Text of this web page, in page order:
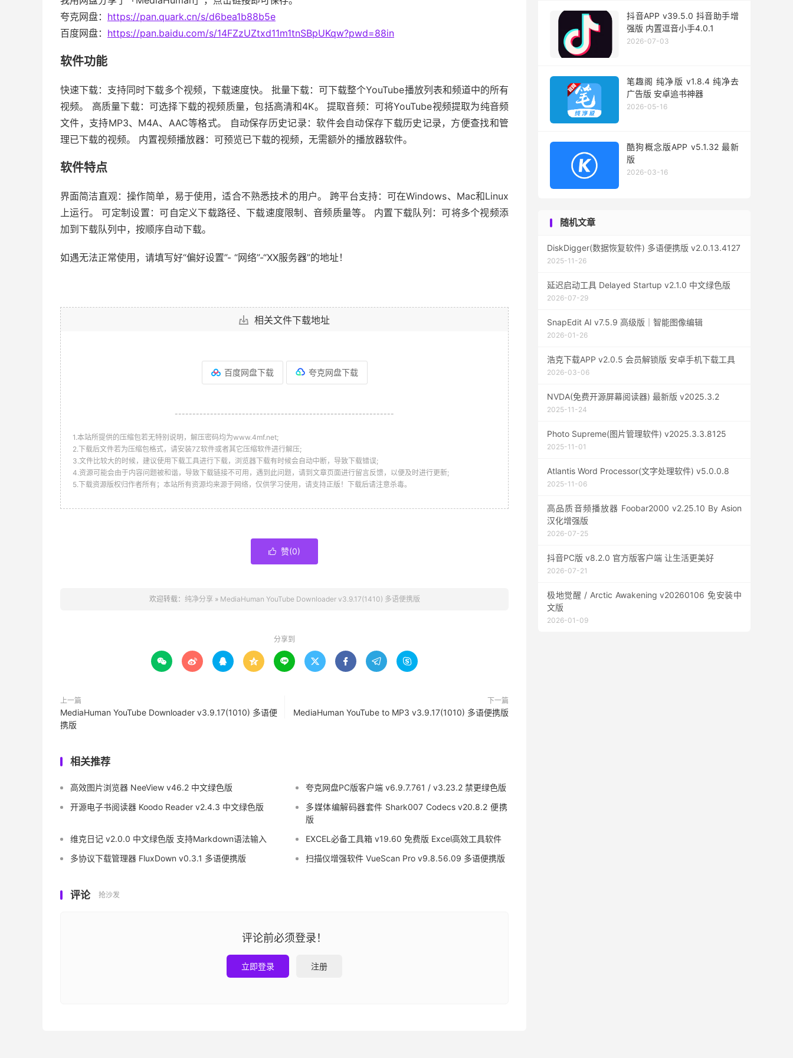
夸克网盘： https://pan.quark.cn/s/d6bea1b88b5e
百度网盘： https://pan.baidu.com/s/14FZzUZtxd11m1tnSBpUKqw?pwd=88in
软件功能
快速下载：支持同时下载多个视频，下载速度快。 批量下载：可下载整个YouTube播放列表和频道中的所有
视频。 高质量下载：可选择下载的视频质量，包括高清和4K。 提取音频：可将YouTube视频提取为纯音频
文件，支持MP3、M4A、AAC等格式。 自动保存历史记录：软件会自动保存下载历史记录，方便查找和管
理已下载的视频。 内置视频播放器：可预览已下载的视频，无需额外的播放器软件。
软件特点
界面简洁直观：操作简单，易于使用，适合不熟悉技术的用户。 跨平台支持：可在Windows、Mac和Linux
上运行。 可定制设置：可自定义下载路径、下载速度限制、音频质量等。 内置下载队列：可将多个视频添
加到下载队列中，按顺序自动下载。
如遇无法正常使用，请填写好“偏好设置”- “网络”-“XX服务器”的地址！
相关文件下载地址
百度网盘下载 夸克网盘下载
--------------------------------------------------------------
1.本站所提供的压缩包若无特别说明，解压密码均为www.4mf.net;
2.下载后文件若为压缩包格式，请安装7Z软件或者其它压缩软件进行解压;
3.文件比较大的时候，建议使用下载工具进行下载，浏览器下载有时候会自动中断，导致下载错误;
4.资源可能会由于内容问题被和谐，导致下载链接不可用，遇到此问题，请到文章页面进行留言反馈，以便及时进行更新;
5.下载资源版权归作者所有；本站所有资源均来源于网络，仅供学习使用，请支持正版！下载后请注意杀毒。
 赞(0)
欢迎转载： 纯净分享 » MediaHuman YouTube Downloader v3.9.17(1410) 多语便携版
分享到
        
上一篇
MediaHuman YouTube Downloader v3.9.17(1010) 多语便
携版
下一篇
MediaHuman YouTube to MP3 v3.9.17(1010) 多语便携版
相关推荐
高效图片浏览器 NeeView v46.2 中文绿色版
夸克网盘PC版客户端 v6.9.7.761 / v3.23.2 禁更绿色版
开源电子书阅读器 Koodo Reader v2.4.3 中文绿色版
多媒体编解码器套件 Shark007 Codecs v20.8.2 便携
版
维克日记 v2.0.0 中文绿色版 支持Markdown语法输入
EXCEL必备工具箱 v19.60 免费版 Excel高效工具软件
多协议下载管理器 FluxDown v0.3.1 多语便携版
扫描仪增强软件 VueScan Pro v9.8.56.09 多语便携版
评论 抢沙发
评论前必须登录！
立即登录 注册
抖音APP v39.5.0 抖音助手增
强版 内置逗音小手4.0.1
2026-07-03
笔趣阁 纯净版 v1.8.4 纯净去
广告版 安卓追书神器
2026-05-16
酷狗概念版APP v5.1.32 最新
版
2026-03-16
随机文章
DiskDigger(数据恢复软件) 多语便携版 v2.0.13.4127
2025-11-26
延迟启动工具 Delayed Startup v2.1.0 中文绿色版
2026-07-29
SnapEdit AI v7.5.9 高级版｜智能图像编辑
2026-01-26
浩克下载APP v2.0.5 会员解锁版 安卓手机下载工具
2026-03-06
NVDA(免费开源屏幕阅读器) 最新版 v2025.3.2
2025-11-24
Photo Supreme(图片管理软件) v2025.3.3.8125
2025-11-01
Atlantis Word Processor(文字处理软件) v5.0.0.8
2025-11-06
高品质音频播放器 Foobar2000 v2.25.10 By Asion
汉化增强版
2026-07-25
抖音PC版 v8.2.0 官方版客户端 让生活更美好
2026-07-21
极地觉醒 / Arctic Awakening v20260106 免安装中
文版
2026-01-09